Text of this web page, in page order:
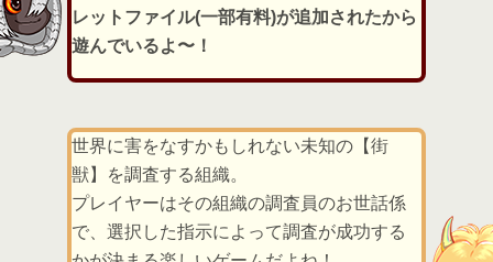
レットファイル(一部有料)が追加されたから
遊んでいるよ〜！
世界に害をなすかもしれない未知の【街
獣】を調査する組織。
プレイヤーはその組織の調査員のお世話係
で、選択した指示によって調査が成功する